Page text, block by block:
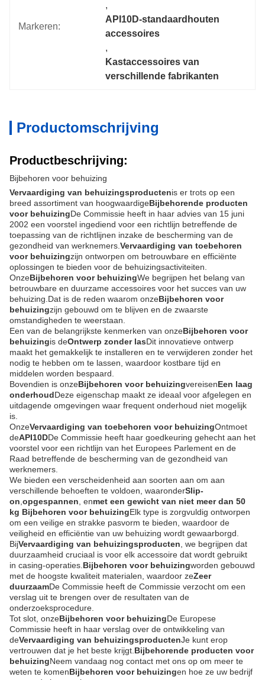
Markeren:
,
API10D-standaardhouten
accessoires
,
Kastaccessoires van
verschillende fabrikanten
Productomschrijving
Productbeschrijving:
Bijbehoren voor behuizing
Vervaardiging van behuizingsproductenis er trots op een
breed assortiment van hoogwaardigeBijbehorende producten
voor behuizingDe Commissie heeft in haar advies van 15 juni
2002 een voorstel ingediend voor een richtlijn betreffende de
toepassing van de richtlijnen inzake de bescherming van de
gezondheid van werknemers. Vervaardiging van toebehoren
voor behuizingzijn ontworpen om betrouwbare en efficiënte
oplossingen te bieden voor de behuizingsactiviteiten.
OnzeBijbehoren voor behuizingWe begrijpen het belang van
betrouwbare en duurzame accessoires voor het succes van uw
behuizing.Dat is de reden waarom onzeBijbehoren voor
behuizingzijn gebouwd om te blijven en de zwaarste
omstandigheden te weerstaan.
Een van de belangrijkste kenmerken van onzeBijbehoren voor
behuizingis deOntwerp zonder lasDit innovatieve ontwerp
maakt het gemakkelijk te installeren en te verwijderen zonder het
nodig te hebben om te lassen, waardoor kostbare tijd en
middelen worden bespaard.
Bovendien is onzeBijbehoren voor behuizingvereisenEen laag
onderhoudDeze eigenschap maakt ze ideaal voor afgelegen en
uitdagende omgevingen waar frequent onderhoud niet mogelijk
is.
OnzeVervaardiging van toebehoren voor behuizingOntmoet
deAPI10DDe Commissie heeft haar goedkeuring gehecht aan het
voorstel voor een richtlijn van het Europees Parlement en de
Raad betreffende de bescherming van de gezondheid van
werknemers.
We bieden een verscheidenheid aan soorten aan om aan
verschillende behoeften te voldoen, waaronderSlip-
on opgespannen , enmet een gewicht van niet meer dan 50
kg Bijbehoren voor behuizingElk type is zorgvuldig ontworpen
om een veilige en strakke pasvorm te bieden, waardoor de
veiligheid en efficiëntie van uw behuizing wordt gewaarborgd.
BijVervaardiging van behuizingsproducten , we begrijpen dat
duurzaamheid cruciaal is voor elk accessoire dat wordt gebruikt
in casing-operaties. Bijbehoren voor behuizingworden gebouwd
met de hoogste kwaliteit materialen, waardoor zeZeer
duurzaamDe Commissie heeft de Commissie verzocht om een
verslag uit te brengen over de resultaten van de
onderzoeksprocedure.
Tot slot, onzeBijbehoren voor behuizingDe Europese
Commissie heeft in haar verslag over de ontwikkeling van
deVervaardiging van behuizingsproductenJe kunt erop
vertrouwen dat je het beste krijgt. Bijbehorende producten voor
behuizingNeem vandaag nog contact met ons op om meer te
weten te komenBijbehoren voor behuizingen hoe ze uw bedrijf